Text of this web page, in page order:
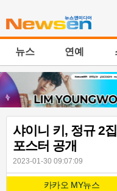
뉴스 연예
샤이니 키, 정규 2
포스터 공개
2023-01-30 09:07:09
카카오 MY뉴스